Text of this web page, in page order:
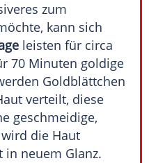
zum
kann sich
leisten für circa
70 Minuten goldige
Goldblättchen
verteilt, diese
geschmeidige,
die Haut
neuem Glanz.